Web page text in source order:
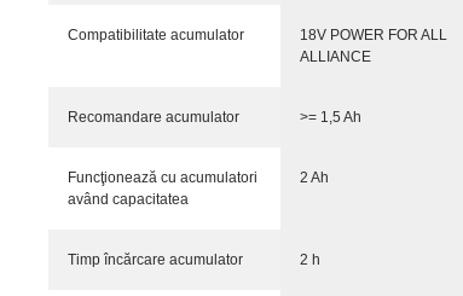
Compatibilitate acumulator
18V POWER FOR ALL
ALLIANCE
Recomandare acumulator >= 1,5 Ah
Funcţionează cu acumulatori
având capacitatea
2 Ah
Timp încărcare acumulator 2 h